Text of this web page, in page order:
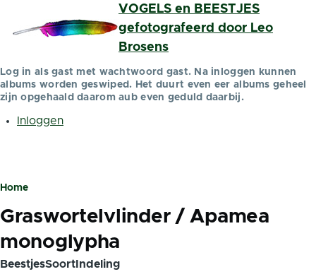
Overslaan en naar de inhoud gaan
VOGELS en BEESTJES
gefotografeerd door Leo
Brosens
Log in als gast met wachtwoord gast. Na inloggen kunnen
albums worden geswiped. Het duurt even eer albums geheel
zijn opgehaald daarom aub even geduld daarbij.
Gebruikersmenu
Inloggen
Kruimelpad
Home
Graswortelvlinder / Apamea
monoglypha
BeestjesSoortIndeling